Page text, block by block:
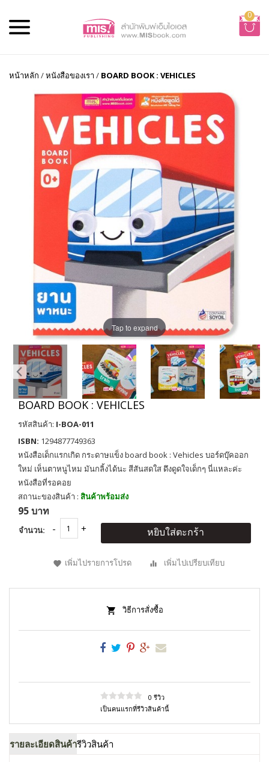
0
หน้าหลัก /หนังสือของเรา / BOARD BOOK : VEHICLES
Tap to expand
BOARD BOOK : VEHICLES
รหัสสินค้า: I-BOA-011
ISBN: 1294877749363
หนังสือเด็กแรกเกิด กระดาษแข็ง board book : Vehicles บอร์ดบุ๊คออก
ใหม่ เห็นตาหนูไหม มันกลิ้งได้นะ สีสันสดใส ดึงดูดใจเด็กๆ นี่แหละค่ะ
หนังสือที่รอคอย
สถานะของสินค้า : สินค้าพร้อมส่ง
95 บาท
จำนวน: หยิบใส่ตะกร้า
เพิ่มไปรายการโปรด เพิ่มไปเปรียบเทียบ
วิธีการสั่งซื้อ
0 รีวิว
เป็นคนแรกที่รีวิวสินค้านี้
รายละเอียดสินค้ารีวิวสินค้า